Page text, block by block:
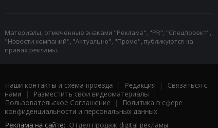
Материалы, отмеченные знаками "Реклама", "PR", "Спецпроект",
"Новости компаний", "Актуально", "Промо", публикуются на
правах рекламы.
Наши контакты и схема проезда | Редакция | Связаться с
нами | Разместить свои видеоматериалы |
Пользовательское Соглашение |
Политика в сфере
конфиденциальности и персональных данных
Реклама на сайте: Отдел продаж digital рекламы